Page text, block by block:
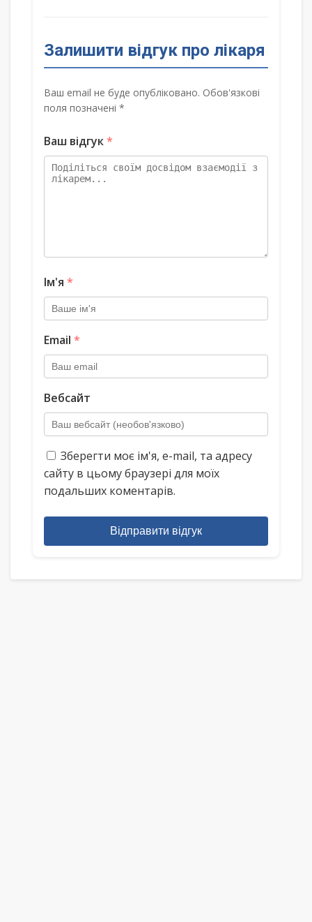
Залишити відгук про лікаря
Ваш email не буде опубліковано. Обов'язкові
поля позначені *
Ваш відгук*
Ім'я *
Email *
Вебсайт
Зберегти моє ім'я, e-mail, та адресу
сайту в цьому браузері для моїх
подальших коментарів.
Відправити відгук